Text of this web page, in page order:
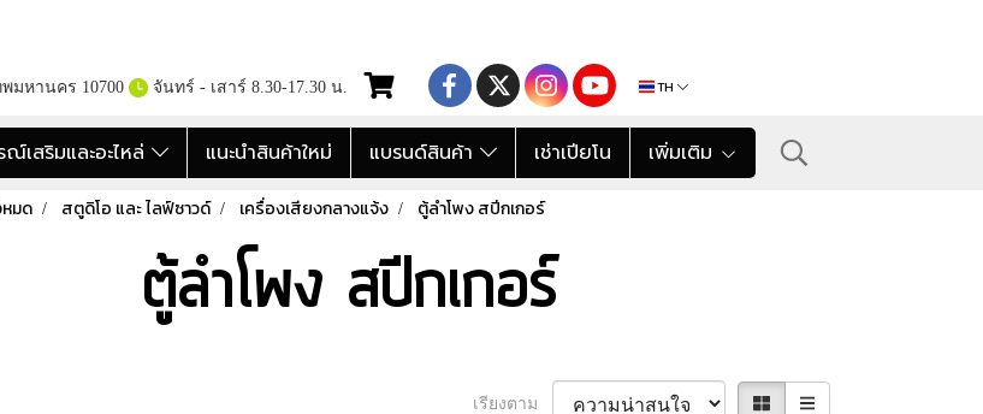
มหานคร 10700 จันทร์ - เสาร์ 8.30-17.30 น. TH
เสริมและอะไหล่ แนะนำสินค้าใหม่ แบรนด์สินค้า เช่าเปียโน เพิ่มเติม
มด สตูดิโอ และ ไลฟ์ซาวด์ เครื่องเสียงกลางแจ้ง ตู้ลำโพง สปีกเกอร์
ตู้ลำโพง สปีกเกอร์
เรียงตาม